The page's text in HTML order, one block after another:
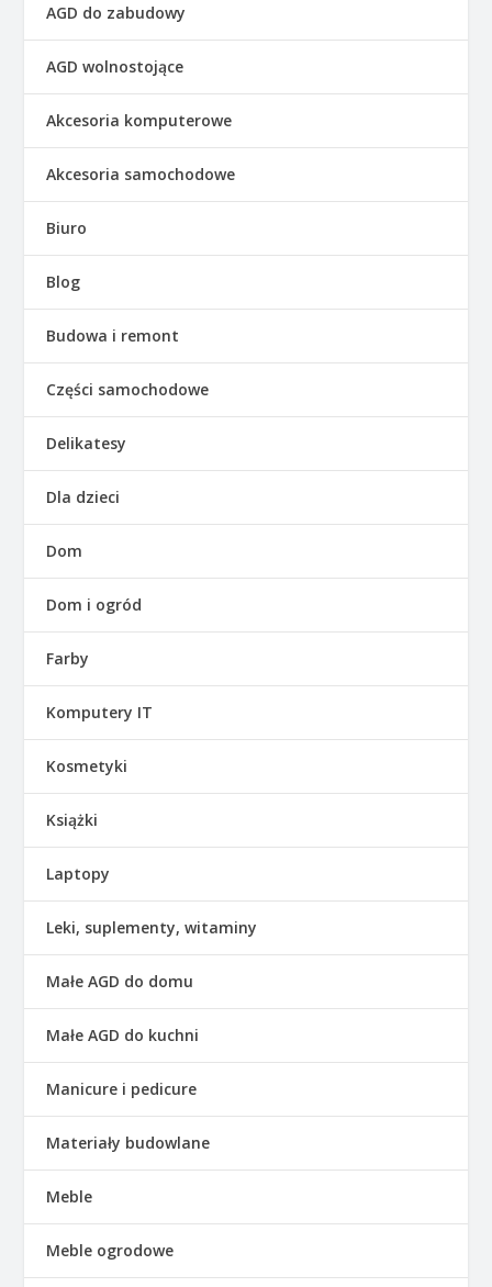
AGD do zabudowy
AGD wolnostojące
Akcesoria komputerowe
Akcesoria samochodowe
Biuro
Blog
Budowa i remont
Części samochodowe
Delikatesy
Dla dzieci
Dom
Dom i ogród
Farby
Komputery IT
Kosmetyki
Książki
Laptopy
Leki, suplementy, witaminy
Małe AGD do domu
Małe AGD do kuchni
Manicure i pedicure
Materiały budowlane
Meble
Meble ogrodowe